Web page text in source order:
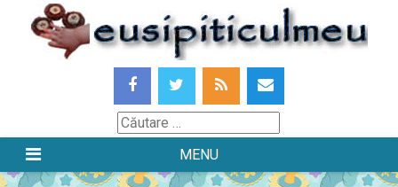
content
Căutare
MENU